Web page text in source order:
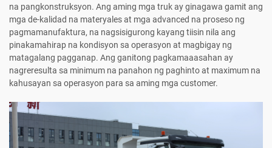
na pangkonstruksyon. Ang aming mga truk ay ginagawa gamit ang
mga de-kalidad na materyales at mga advanced na proseso ng
pagmamanufaktura, na nagsisigurong kayang tiisin nila ang
pinakamahirap na kondisyon sa operasyon at magbigay ng
matagalang pagganap. Ang ganitong pagkamaaasahan ay
nagreresulta sa minimum na panahon ng paghinto at maximum na
kahusayan sa operasyon para sa aming mga customer.